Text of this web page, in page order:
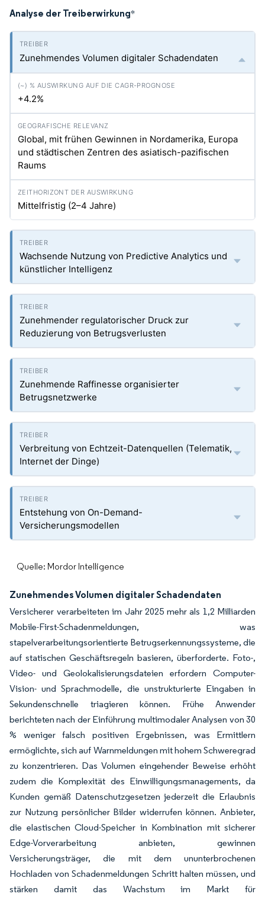
Analyse der Treiberwirkung*
Zunehmendes Volumen digitaler Schadendaten
+4.2%
Global, mit frühen Gewinnen in Nordamerika, Europa
und städtischen Zentren des asiatisch-pazifischen
Raums
Mittelfristig (2–4 Jahre)
Wachsende Nutzung von Predictive Analytics und
künstlicher Intelligenz
Zunehmender regulatorischer Druck zur
Reduzierung von Betrugsverlusten
Zunehmende Raffinesse organisierter
Betrugsnetzwerke
Verbreitung von Echtzeit-Datenquellen (Telematik,
Internet der Dinge)
Entstehung von On-Demand-
Versicherungsmodellen
Quelle: Mordor Intelligence
Zunehmendes Volumen digitaler Schadendaten
Versicherer verarbeiteten im Jahr 2025 mehr als 1,2 Milliarden
Mobile-First-Schadenmeldungen, was
stapelverarbeitungsorientierte Betrugserkennungssysteme, die
auf statischen Geschäftsregeln basieren, überforderte. Foto-,
Video- und Geolokalisierungsdateien erfordern Computer-
Vision- und Sprachmodelle, die unstrukturierte Eingaben in
Sekundenschnelle triagieren können. Frühe Anwender
berichteten nach der Einführung multimodaler Analysen von 30
% weniger falsch positiven Ergebnissen, was Ermittlern
ermöglichte, sich auf Warnmeldungen mit hohem Schweregrad
zu konzentrieren. Das Volumen eingehender Beweise erhöht
zudem die Komplexität des Einwilligungsmanagements, da
Kunden gemäß Datenschutzgesetzen jederzeit die Erlaubnis
zur Nutzung persönlicher Bilder widerrufen können. Anbieter,
die elastischen Cloud-Speicher in Kombination mit sicherer
Edge-Vorverarbeitung anbieten, gewinnen
Versicherungsträger, die mit dem ununterbrochenen
Hochladen von Schadenmeldungen Schritt halten müssen, und
stärken damit das Wachstum im Markt für